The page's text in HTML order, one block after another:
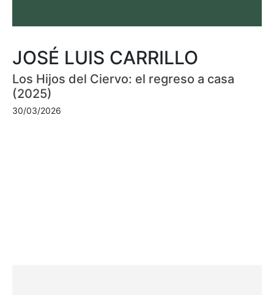
JOSÉ LUIS CARRILLO
Los Hijos del Ciervo: el regreso a casa
(2025)
30/03/2026